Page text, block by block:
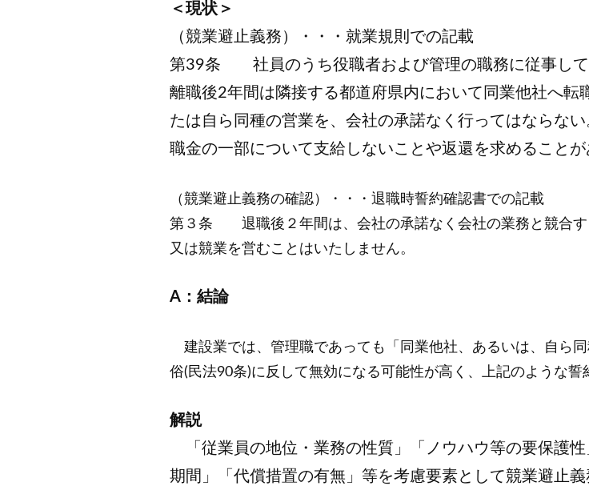
＜現状＞
（競業避止義務）・・・就業規則での記載
第39条 社員のうち役職者および管理の職務に従事して
離職後2年間は隣接する都道府県内において同業他社へ転
たは自ら同種の営業を、会社の承諾なく行ってはならな
職金の一部について支給しないことや返還を求めることが
（競業避止義務の確認）・・・退職時誓約確認書での記載
第３条 退職後２年間は、会社の承諾なく会社の業務と競合す
又は競業を営むことはいたしません。
A：結論
建設業では、管理職であっても「同業他社、あるいは、自ら
俗(民法90条)に反して無効になる可能性が高く、上記のような誓
解説
「従業員の地位・業務の性質」「ノウハウ等の要保護
期間」「代償措置の有無」等を考慮要素として競業避止